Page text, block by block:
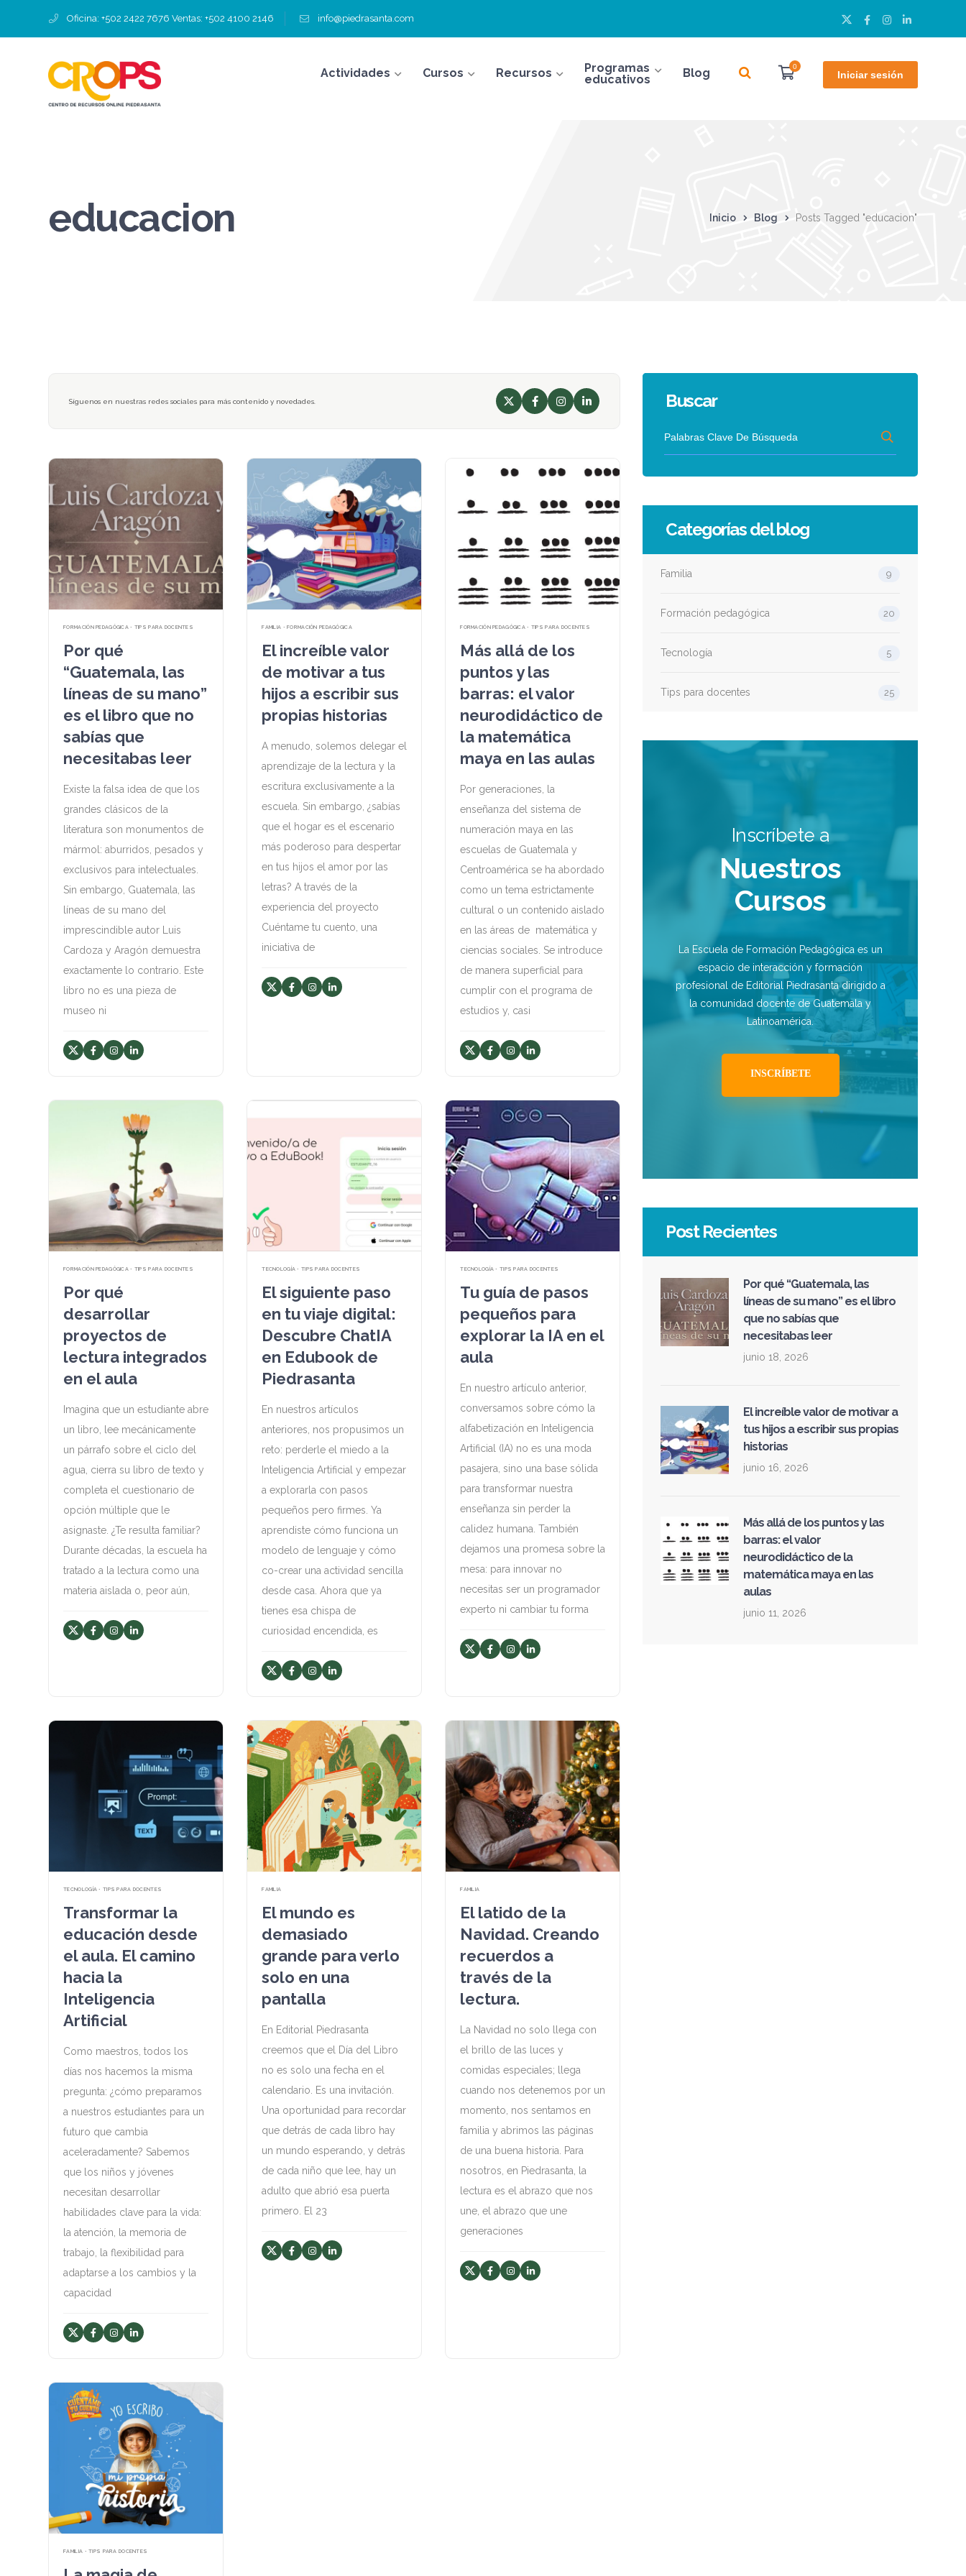
Oficina: +502 2422 7676 Ventas: +502 4100 2146 info@piedrasanta.com
Twitter
Perfil
Facebook
Perfil
Instagram
Perfil
LinkedIn
Perfil
Iniciar sesión
0
Actividades Cursos Recursos
Programas
educativos
Blog
educacion Inicio Blog Posts Tagged "educacion"
Síguenos en nuestras redes sociales para más contenido y novedades.
X
Facebook
InstagramLinkedIn
FORMACIÓN PEDAGÓGICA • TIPS PARA DOCENTES
Por qué
“Guatemala, las
líneas de su mano”
es el libro que no
sabías que
necesitabas leer
Existe la falsa idea de que los
grandes clásicos de la
literatura son monumentos de
mármol: aburridos, pesados y
exclusivos para intelectuales.
Sin embargo, Guatemala, las
líneas de su mano del
imprescindible autor Luis
Cardoza y Aragón demuestra
exactamente lo contrario. Este
libro no es una pieza de
museo ni
FAMILIA • FORMACIÓN PEDAGÓGICA
El increíble valor
de motivar a tus
hijos a escribir sus
propias historias
A menudo, solemos delegar el
aprendizaje de la lectura y la
escritura exclusivamente a la
escuela. Sin embargo, ¿sabías
que el hogar es el escenario
más poderoso para despertar
en tus hijos el amor por las
letras? A través de la
experiencia del proyecto
Cuéntame tu cuento, una
iniciativa de
FORMACIÓN PEDAGÓGICA • TIPS PARA DOCENTES
Más allá de los
puntos y las
barras: el valor
neurodidáctico de
la matemática
maya en las aulas
Por generaciones, la
enseñanza del sistema de
numeración maya en las
escuelas de Guatemala y
Centroamérica se ha abordado
como un tema estrictamente
cultural o un contenido aislado
en las áreas de matemática y
ciencias sociales. Se introduce
de manera superficial para
cumplir con el programa de
estudios y, casi
FORMACIÓN PEDAGÓGICA • TIPS PARA DOCENTES
Por qué
desarrollar
proyectos de
lectura integrados
en el aula
Imagina que un estudiante abre
un libro, lee mecánicamente
un párrafo sobre el ciclo del
agua, cierra su libro de texto y
completa el cuestionario de
opción múltiple que le
asignaste. ¿Te resulta familiar?
Durante décadas, la escuela ha
tratado a la lectura como una
materia aislada o, peor aún,
TECNOLOGÍA • TIPS PARA DOCENTES
El siguiente paso
en tu viaje digital:
Descubre ChatIA
en Edubook de
Piedrasanta
En nuestros artículos
anteriores, nos propusimos un
reto: perderle el miedo a la
Inteligencia Artificial y empezar
a explorarla con pasos
pequeños pero firmes. Ya
aprendiste cómo funciona un
modelo de lenguaje y cómo
co-crear una actividad sencilla
desde casa. Ahora que ya
tienes esa chispa de
curiosidad encendida, es
TECNOLOGÍA • TIPS PARA DOCENTES
Tu guía de pasos
pequeños para
explorar la IA en el
aula
En nuestro artículo anterior,
conversamos sobre cómo la
alfabetización en Inteligencia
Artificial (IA) no es una moda
pasajera, sino una base sólida
para transformar nuestra
enseñanza sin perder la
calidez humana. También
dejamos una promesa sobre la
mesa: para innovar no
necesitas ser un programador
experto ni cambiar tu forma
TECNOLOGÍA • TIPS PARA DOCENTES
Transformar la
educación desde
el aula. El camino
hacia la
Inteligencia
Artificial
Como maestros, todos los
días nos hacemos la misma
pregunta: ¿cómo preparamos
a nuestros estudiantes para un
futuro que cambia
aceleradamente? Sabemos
que los niños y jóvenes
necesitan desarrollar
habilidades clave para la vida:
la atención, la memoria de
trabajo, la flexibilidad para
adaptarse a los cambios y la
capacidad
FAMILIA
El mundo es
demasiado
grande para verlo
solo en una
pantalla
En Editorial Piedrasanta
creemos que el Día del Libro
no es solo una fecha en el
calendario. Es una invitación.
Una oportunidad para recordar
que detrás de cada libro hay
un mundo esperando, y detrás
de cada niño que lee, hay un
adulto que abrió esa puerta
primero. El 23
FAMILIA
El latido de la
Navidad. Creando
recuerdos a
través de la
lectura.
La Navidad no solo llega con
el brillo de las luces y
comidas especiales; llega
cuando nos detenemos por un
momento, nos sentamos en
familia y abrimos las páginas
de una buena historia. Para
nosotros, en Piedrasanta, la
lectura es el abrazo que nos
une, el abrazo que une
generaciones
FAMILIA • TIPS PARA DOCENTES
Buscar
Categorías del blog
Familia 9
Formación pedagógica 20
Tecnología 5
Tips para docentes 25
Inscríbete a
Nuestros
Cursos
La Escuela de Formación Pedagógica es un
espacio de interacción y formación
profesional de Editorial Piedrasanta dirigido a
la comunidad docente de Guatemala y
Latinoamérica.
INSCRÍBETE
Post Recientes
Por qué “Guatemala, las
líneas de su mano” es el libro
que no sabías que
necesitabas leer
junio 18, 2026
El increíble valor de motivar a
tus hijos a escribir sus propias
historias
junio 16, 2026
Más allá de los puntos y las
barras: el valor
neurodidáctico de la
matemática maya en las
aulas
junio 11, 2026